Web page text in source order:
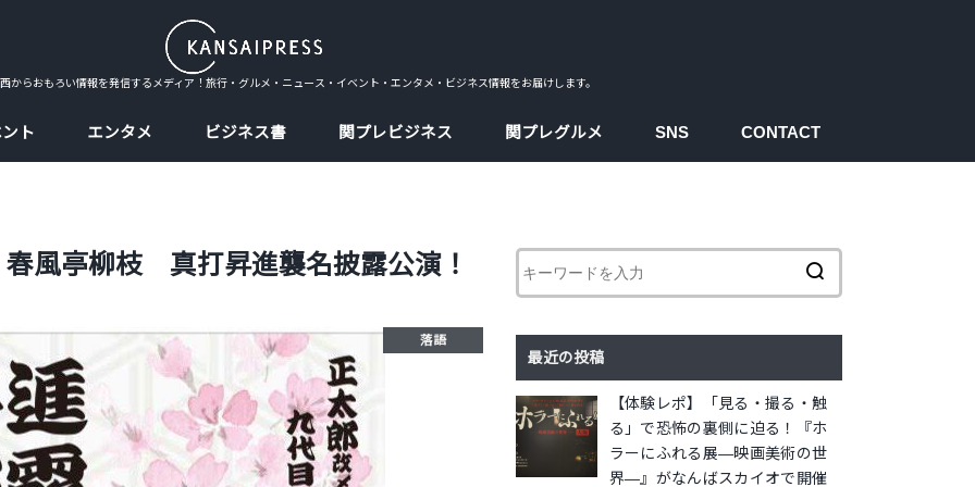
からおもろい情報を発信するメディア！旅行・グルメ・ニュース・イベント・エンタメ・ビジネス情報をお届けします。
ト エンタメ ビジネス書 関プレビジネス 関プレグルメ SNS CONTACT
風亭柳枝 真打昇進襲名披露公演！
落語
最近の投稿
【体験レポ】「見る・撮る・触
る」で恐怖の裏側に迫る！『ホ
ラーにふれる展―映画美術の世
界―』がなんばスカイオで開催